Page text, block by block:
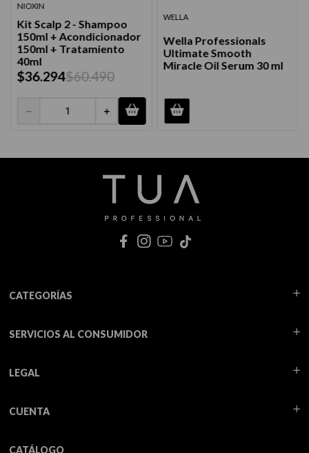
NIOXIN
Kit Scalp 2 - Shampoo
150ml + Acondicionador
150ml + Tratamiento
40ml
$36.294$60.490
＋
－
WELLA
Wella Professionals
Ultimate Smooth
Miracle Oil Serum 30 ml
CATEGORÍAS
SERVICIOS AL CONSUMIDOR
LEGAL
CUENTA
CATÁLOGO